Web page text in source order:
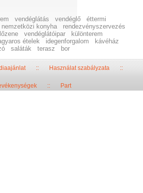
vendéglátás vendéglő
éttermi
nemzetközi konyha
rendezvényszervezés
vendéglátóipar
különterem
ételek idegenforgalom
kávéház
saláták terasz bor
::Használat szabályzata::
:: Part